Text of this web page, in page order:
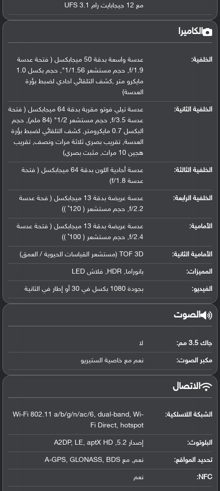
مع 12 جيجابايت رام UFS 3.1
الكاميرا
الخلفية:
عدسة واسعة بدقة 50 ميجابكسل ( فتحة عدسة
f/1.9, حجم مستشعر 1/1.56", حجم بكسل 1.0
مايكرو متر ,كشف التلقائي احادي لضبط بؤرة
العدسة)
الخلفية الثانية:
عدسة تيلي فوتو مقربة بدقة 64 ميجابكسل ( فتحة
عدسة f/3.5, حجم مستشعر 1/2" (84 ملم), حجم
البكسل 0.7 مايكرومتر, كشف التلقائي لضبط بؤرة
العدسة, تقريب بصري ثلاثة مرات ونصف, تقريب
هجين 10 مرات, مثبت بصري)
الخلفية الثالثة:
عدسة أحادية اللون بدقة 64 ميجابكسل ( فتحة
عدسة f/1.8)
الخلفية الرابعة:
عدسة عريضة بدقة 13 ميجابكسل ( فحة عدسة
f/2.2, حجم مستشعر ( 120˚ ))
الأمامية:
عدسة عريضة بدقة 13 ميجابكسل ( فتحة عدسة
f/2.4, حجم مستشعر ( 100˚ ))
الأمامية الثانية: TOF 3D (مستشعر القياسات الحيوية / العمق)
المميزات: بانوراما, HDR, فلاش LED
الفيديو: بجودة 1080 بكسل في 30 أو إطار في الثانية
الصوت
جاك 3.5 مم: لا
مكبر الصوت: نعم مع خاصية الستيريو
الاتصال
الشبكة اللاسلكية:
Wi-Fi 802.11 a/b/g/n/ac/6, dual-band, Wi-
Fi Direct, hotspot
البلوتوث: إصدار 5.2, A2DP, LE, aptX HD
تحديد المواقع: نعم, مع A-GPS, GLONASS, BDS
NFC
: نعم